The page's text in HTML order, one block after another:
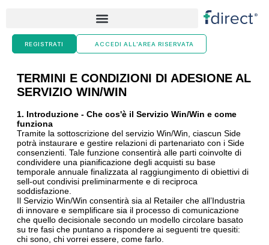
content
REGISTRATI ACCEDI ALL'AREA RISERVATA
TERMINI E CONDIZIONI DI ADESIONE AL
SERVIZIO WIN/WIN
1. Introduzione - Che cos'è il Servizio Win/Win e come
funziona
Tramite la sottoscrizione del servizio Win/Win, ciascun Side
potrà instaurare e gestire relazioni di partenariato con i Side
consenzienti. Tale funzione consentirà alle parti coinvolte di
condividere una pianificazione degli acquisti su base
temporale annuale finalizzata al raggiungimento di obiettivi di
sell-out condivisi preliminarmente e di reciproca
soddisfazione.
Il Servizio Win/Win consentirà sia al Retailer che all’Industria
di innovare e semplificare sia il processo di comunicazione
che quello decisionale secondo un modello circolare basato
su tre fasi che puntano a rispondere ai seguenti tre quesiti:
chi sono, chi vorrei essere, come farlo.